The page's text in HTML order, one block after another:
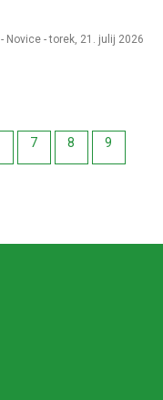
- Novice - torek, 21. julij 2026
7 8 9